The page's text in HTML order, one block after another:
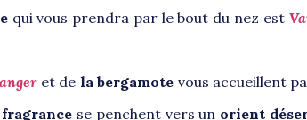
qui vous prendra par le bout du nez est
et de la bergamote vous accueillent
fragrance se penchent vers un orient